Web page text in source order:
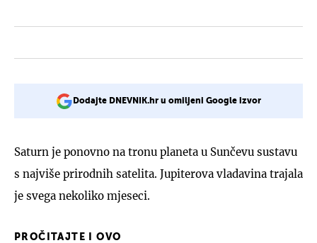
Dodajte DNEVNIK.hr u omiljeni Google izvor
Saturn je ponovno na tronu planeta u Sunčevu sustavu
s najviše prirodnih satelita. Jupiterova vladavina trajala
je svega nekoliko mjeseci.
PROČITAJTE I OVO